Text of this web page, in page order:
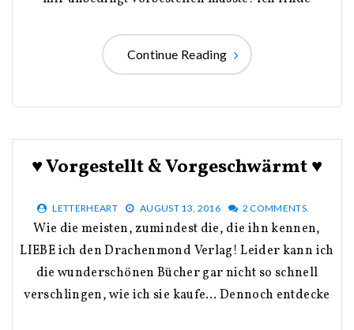
Continue Reading
♥ Vorgestellt & Vorgeschwärmt ♥
LETTERHEART AUGUST 13, 2016 2 COMMENTS.
Wie die meisten, zumindest die, die ihn kennen,
LIEBE ich den Drachenmond Verlag! Leider kann ich
die wunderschönen Bücher gar nicht so schnell
verschlingen, wie ich sie kaufe… Dennoch entdecke